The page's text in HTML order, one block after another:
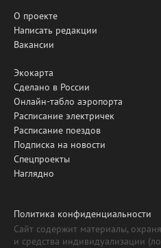
О проекте
Написать редакции
Вакансии
Экокарта
Сделано в России
Онлайн-табло аэропорта
Расписание электричек
Расписание поездов
Подписка на новости
Спецпроекты
Наглядно
Политика конфиденциальности
Сайт содержит материалы,
и средства индивидуализации